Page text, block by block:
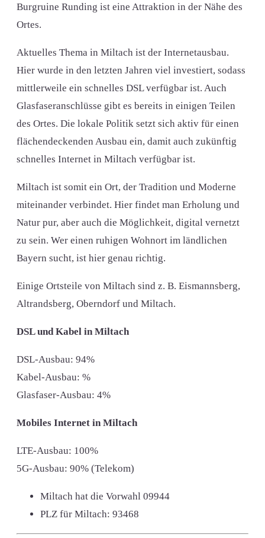
Burgruine Runding ist eine Attraktion in der Nähe des
Ortes.
Aktuelles Thema in Miltach ist der Internetausbau.
Hier wurde in den letzten Jahren viel investiert, sodass
mittlerweile ein schnelles DSL verfügbar ist. Auch
Glasfaseranschlüsse gibt es bereits in einigen Teilen
des Ortes. Die lokale Politik setzt sich aktiv für einen
flächendeckenden Ausbau ein, damit auch zukünftig
schnelles Internet in Miltach verfügbar ist.
Miltach ist somit ein Ort, der Tradition und Moderne
miteinander verbindet. Hier findet man Erholung und
Natur pur, aber auch die Möglichkeit, digital vernetzt
zu sein. Wer einen ruhigen Wohnort im ländlichen
Bayern sucht, ist hier genau richtig.
Einige Ortsteile von Miltach sind z. B. Eismannsberg,
Altrandsberg, Oberndorf und Miltach.
DSL und Kabel in Miltach
DSL-Ausbau: 94%
Kabel-Ausbau: %
Glasfaser-Ausbau: 4%
Mobiles Internet in Miltach
LTE-Ausbau: 100%
5G-Ausbau: 90% (Telekom)
Miltach hat die Vorwahl 09944
PLZ für Miltach: 93468